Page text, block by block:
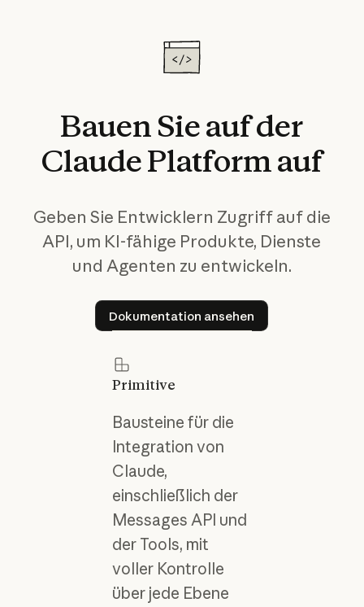
Bauen Sieaufder
ClaudePlatformauf
Geben Sie Entwicklern Zugriff auf die
API, um KI-fähige Produkte, Dienste
und Agenten zu entwickeln.
Dokumentation ansehen
Dokumentation ansehen
Primitive
Bausteine für die
Integration von
Claude,
einschließlich der
Messages API und
der Tools, mit
voller Kontrolle
über jede Ebene